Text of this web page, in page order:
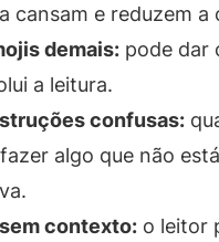
cansam e reduzem a
demais: pode dar
a leitura.
confusas:
algo que não
contexto: o leitor